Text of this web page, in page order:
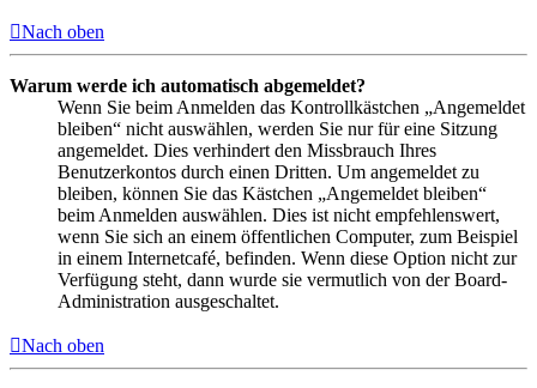
Nach oben
Warum werde ich automatisch abgemeldet?
Wenn Sie beim Anmelden das Kontrollkästchen „Angemeldet
bleiben“ nicht auswählen, werden Sie nur für eine Sitzung
angemeldet. Dies verhindert den Missbrauch Ihres
Benutzerkontos durch einen Dritten. Um angemeldet zu
bleiben, können Sie das Kästchen „Angemeldet bleiben“
beim Anmelden auswählen. Dies ist nicht empfehlenswert,
wenn Sie sich an einem öffentlichen Computer, zum Beispiel
in einem Internetcafé, befinden. Wenn diese Option nicht zur
Verfügung steht, dann wurde sie vermutlich von der Board-
Administration ausgeschaltet.
Nach oben